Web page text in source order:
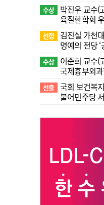
수상
박진우 교수(
육질환학회
선정
김진실 가천
명예의 전당 ‘
수상
이준희 교수(
국제흉부외과
선출 국회 보건복
불어민주당